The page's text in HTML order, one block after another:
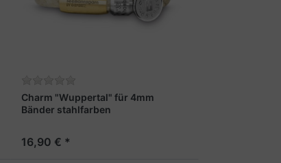
Charm "Wuppertal" für 4mm
Bänder stahlfarben
16,90 € *